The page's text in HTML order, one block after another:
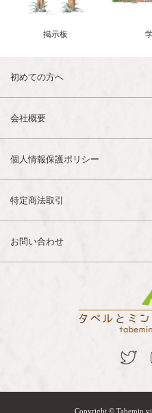
掲示板
初めての方へ
会社概要
個人情報保護ポリシー
特定商法取引
お問い合わせ
Copyright © Tabemin